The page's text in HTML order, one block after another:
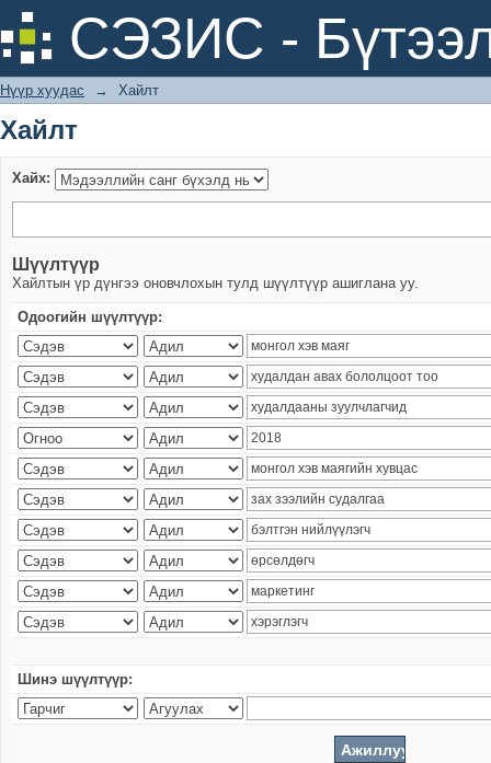
СЭЗИС -
Хайлт
Нүүр хуудас → Хайлт
Хайлт
Хайх:
Шүүлтүүр
Хайлтын үр дүнгээ оновчлохын тулд шүүлтүүр ашиглана уу.
Одоогийн шүүлтүүр:
Шинэ шүүлтүүр: